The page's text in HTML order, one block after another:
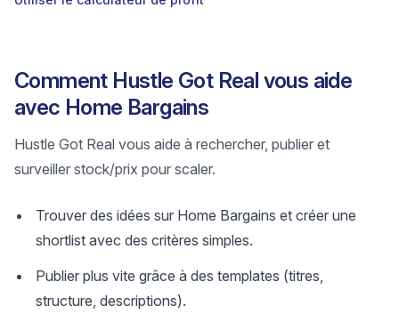
Comment Hustle Got Real vous aide
avec Home Bargains
Hustle Got Real vous aide à rechercher, publier et
surveiller stock/prix pour scaler.
Trouver des idées sur Home Bargains et créer une
shortlist avec des critères simples.
Publier plus vite grâce à des templates (titres,
structure, descriptions).